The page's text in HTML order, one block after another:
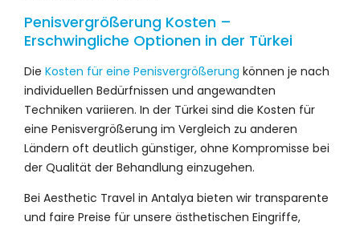
Penisvergrößerung Kosten –
Erschwingliche Optionen in der Türkei
Die Kosten für eine Penisvergrößerung können je nach
individuellen Bedürfnissen und angewandten
Techniken variieren. In der Türkei sind die Kosten für
eine Penisvergrößerung im Vergleich zu anderen
Ländern oft deutlich günstiger, ohne Kompromisse bei
der Qualität der Behandlung einzugehen.
Bei Aesthetic Travel in Antalya bieten wir transparente
und faire Preise für unsere ästhetischen Eingriffe,